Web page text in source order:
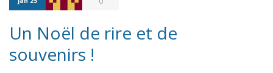
Un Noël de rire et de
souvenirs !